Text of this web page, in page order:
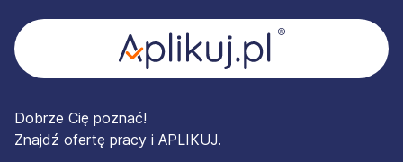
Dobrze Cię poznać!
Znajdź ofertę pracy i APLIKUJ.